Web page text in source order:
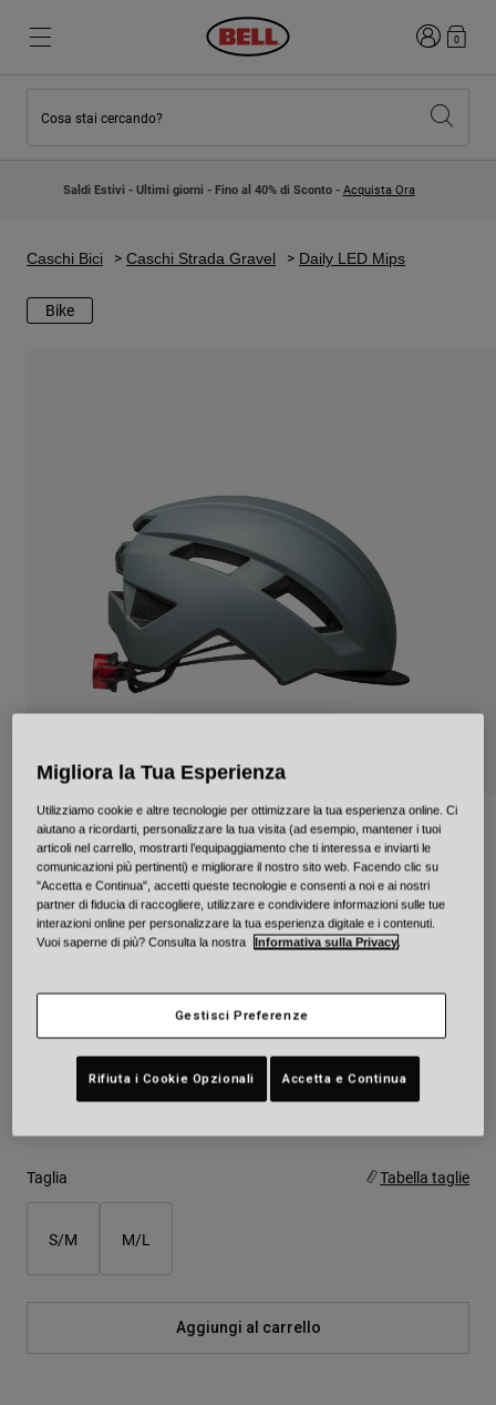
Nuovi arrivi
Caschi Motocross Bambino
Esplora Moto
Adventure
Rétro
Ricambi
Mostra tutto
Nuovi arrivi
Lifestyle
Città e Commuting
BMX
Ricambi
Mostra tutto
Accedi0
Cosa stai cercando?
Saldi Estivi - Ultimi giorni - Fino al 40% di Sconto - Acquista Ora
Caschi Bici Caschi Strada Gravel Daily LED Mips
Bike
Daily LED Mips
Prodotto n.34332
Price reduced from
€ 129.95to€ 90.96 30% OFF
selezionato
Taglia Tabella taglie
S/M M/L
Aggiungi al carrello
Migliora la Tua Esperienza
Utilizziamo cookie e altre tecnologie per ottimizzare la tua esperienza online. Ci
aiutano a ricordarti, personalizzare la tua visita (ad esempio, mantener i tuoi
articoli nel carrello, mostrarti l’equipaggiamento che ti interessa e inviarti le
comunicazioni più pertinenti) e migliorare il nostro sito web. Facendo clic su
"Accetta e Continua", accetti queste tecnologie e consenti a noi e ai nostri
partner di fiducia di raccogliere, utilizzare e condividere informazioni sulle tue
interazioni online per personalizzare la tua esperienza digitale e i contenuti.
Vuoi saperne di più? Consulta la nostra
Informativa sulla Privacy
Gestisci Preferenze
Rifiuta i Cookie Opzionali Accetta e Continua